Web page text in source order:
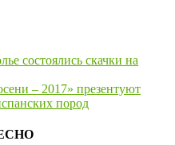
состоялись скачки на
– 2017» презентуют
пород